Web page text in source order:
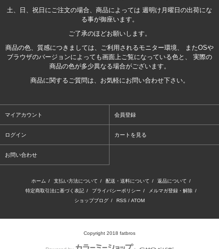
土、日、祝日にご注文の場合、商品によっては 週明け月曜日の出荷にな
る事が御座います。
ご了承のほどお願いします。
商品の色、質感につきましては、ご利用されるモニター環境、 またOSや
ブラウザのバージョンによっても画面上ご覧になっている色と、 実際の
商品の色が多少異なる場合がございます。
商品に関するご質問は、お気軽にお問い合わせ下さい。
マイアカウント 会員登録
ログイン カートを見る
お問い合わせ
ホーム / 支払い方法について / 配送・送料について / 返品について /
特定商取引法に基づく表記 / プライバシーポリシー / メルマガ登録・解除 /
ショップブログ / RSS / ATOM
Copyright 2018 fatbros